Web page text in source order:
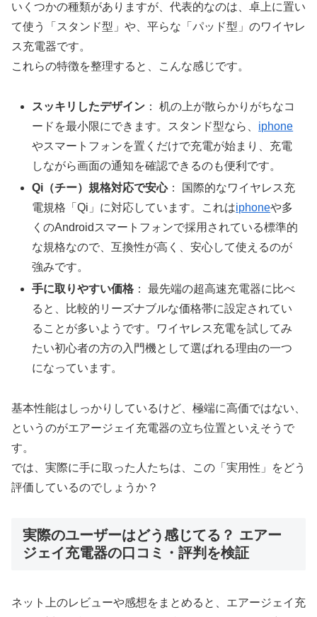
いくつかの種類がありますが、代表的なのは、卓上に置い
て使う「スタンド型」や、平らな「パッド型」のワイヤレ
ス充電器です。
これらの特徴を整理すると、こんな感じです。
スッキリしたデザイン ： 机の上が散らかりがちなコ
ードを最小限にできます。スタンド型なら、 iphone
やスマートフォンを置くだけで充電が始まり、充電
しながら画面の通知を確認できるのも便利です。
Qi（チー）規格対応で安心： 国際的なワイヤレス充
電規格「Qi」に対応しています。これはiphoneや多
くのAndroidスマートフォンで採用されている標準的
な規格なので、互換性が高く、安心して使えるのが
強みです。
手に取りやすい価格 ： 最先端の超高速充電器に比べ
ると、比較的リーズナブルな価格帯に設定されてい
ることが多いようです。ワイヤレス充電を試してみ
たい初心者の方の入門機として選ばれる理由の一つ
になっています。
基本性能はしっかりしているけど、極端に高価ではない、
というのがエアージェイ充電器の立ち位置といえそうで
す。
では、実際に手に取った人たちは、この「実用性」をどう
評価しているのでしょうか？
実際のユーザーはどう感じてる？ エアー
ジェイ充電器の口コミ・評判を検証
ネット上のレビューや感想をまとめると、エアージェイ充